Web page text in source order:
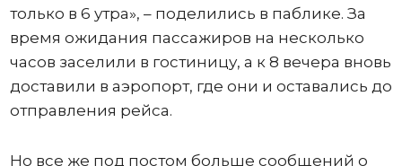
только в 6 утра», – поделились в паблике. За
время ожидания пассажиров на несколько
часов заселили в гостиницу, а к 8 вечера вновь
доставили в аэропорт, где они и оставались до
отправления рейса.
Но все же под постом больше сообщений о